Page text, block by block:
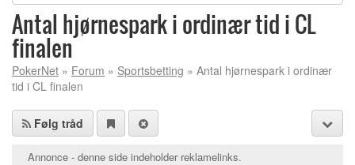
Antal hjørnespark i ordinær tid i CL
finalen
PokerNet » Forum » Sportsbetting » Antal hjørnespark i ordinær
tid i CL finalen
Følg tråd
Annonce - denne side indeholder reklamelinks.